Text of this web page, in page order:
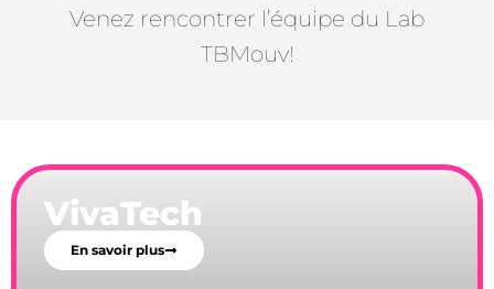
Venez rencontrer l’équipe du Lab
TBMouv!
VivaTech
En savoir plus